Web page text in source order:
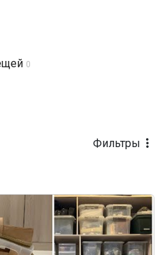
0
Фильтры